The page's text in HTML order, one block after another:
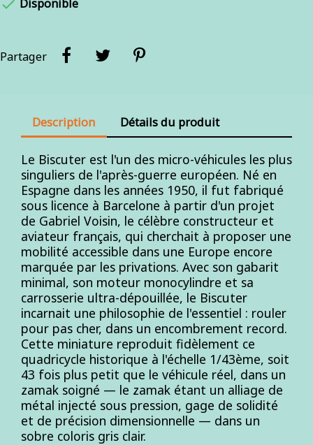
 Disponible
Partager
Description Détails du produit
Le Biscuter est l'un des micro-véhicules les plus
singuliers de l'après-guerre européen. Né en
Espagne dans les années 1950, il fut fabriqué
sous licence à Barcelone à partir d'un projet
de Gabriel Voisin, le célèbre constructeur et
aviateur français, qui cherchait à proposer une
mobilité accessible dans une Europe encore
marquée par les privations. Avec son gabarit
minimal, son moteur monocylindre et sa
carrosserie ultra-dépouillée, le Biscuter
incarnait une philosophie de l'essentiel : rouler
pour pas cher, dans un encombrement record.
Cette miniature reproduit fidèlement ce
quadricycle historique à l'échelle 1/43ème, soit
43 fois plus petit que le véhicule réel, dans un
zamak soigné — le zamak étant un alliage de
métal injecté sous pression, gage de solidité
et de précision dimensionnelle — dans un
sobre coloris gris clair.